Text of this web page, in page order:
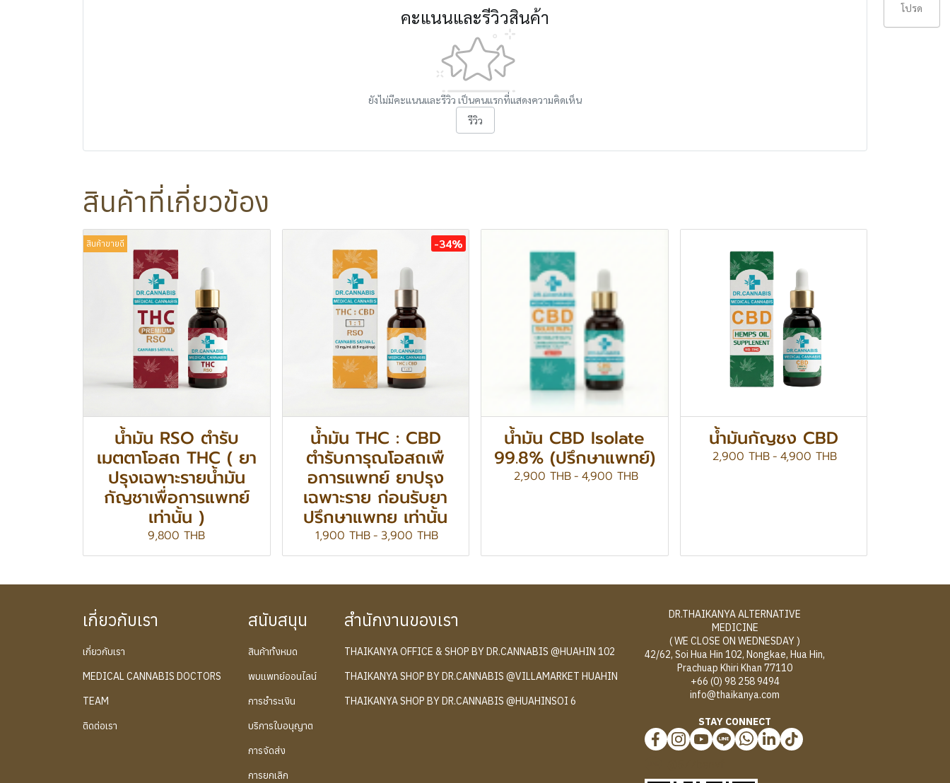
คะแนนและรีวิวสินค้า
ยังไม่มีคะแนนและรีวิว เป็นคนแรกที่แสดงความคิดเห็น
รีวิว
สินค้าที่เกี่ยวข้อง
สินค้าขายดี
น้ำมัน RSO ตำรับ
เมตตาโอสถ THC ( ยา
ปรุงเฉพาะรายน้ำมัน
กัญชาเพื่อการแพทย์
เท่านั้น )
9,800 THB
-34%
น้ำมัน THC : CBD
ตำรับการุณโอสถเพื
อการแพทย์ ยาปรุง
เฉพาะราย ก่อนรับยา
ปรึกษาแพทย เท่านั้น
1,900 THB- 3,900 THB
น้ำมัน CBD Isolate
99.8% (ปรึกษาแพทย์)
2,900 THB- 4,900 THB
น้ำมันกัญชง CBD
2,900 THB- 4,900 THB
เกี่ยวกับเรา
เกี่ยวกับเรา
MEDICAL CANNABIS DOCTORS
TEAM
ติดต่อเรา
สนับสนุน
สินค้าทั้งหมด
พบแพทย์ออนไลน์
การชำระเงิน
บริการใบอนุญาต
การจัดส่ง
การยกเลิก
สำนักงานของเรา
THAIKANYA OFFICE & SHOP BY DR.CANNABIS @HUAHIN 102
THAIKANYA SHOP BY DR.CANNABIS @VILLAMARKET HUAHIN
THAIKANYA SHOP BY DR.CANNABIS @HUAHINSOI 6
DR.THAIKANYA ALTERNATIVE
MEDICINE
( WE CLOSE ON WEDNESDAY )
42/62, Soi Hua Hin 102, Nongkae, Hua Hin,
Prachuap Khiri Khan 77110
+66 (0) 98 258 9494
info@thaikanya.com
STAY CONNECT
โปรด